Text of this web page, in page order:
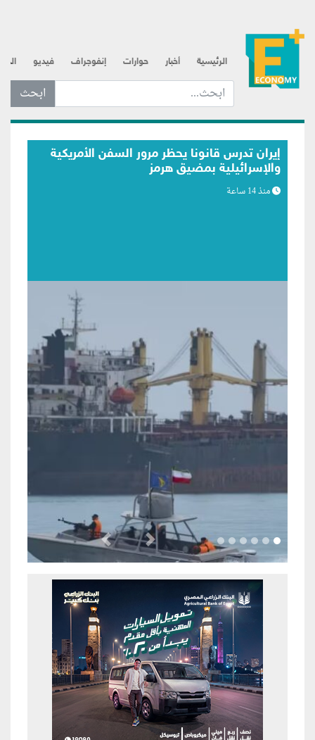
الرئيسية أخبار حوارات إنفوجراف فيديو
ابحث عن... :
بلومبرج: اتصالات متكررة لترامب مع رئيس
الفيدرالي تعكس مساعي لبسط النفوذ
منذ 14 ساعة
Previous Next